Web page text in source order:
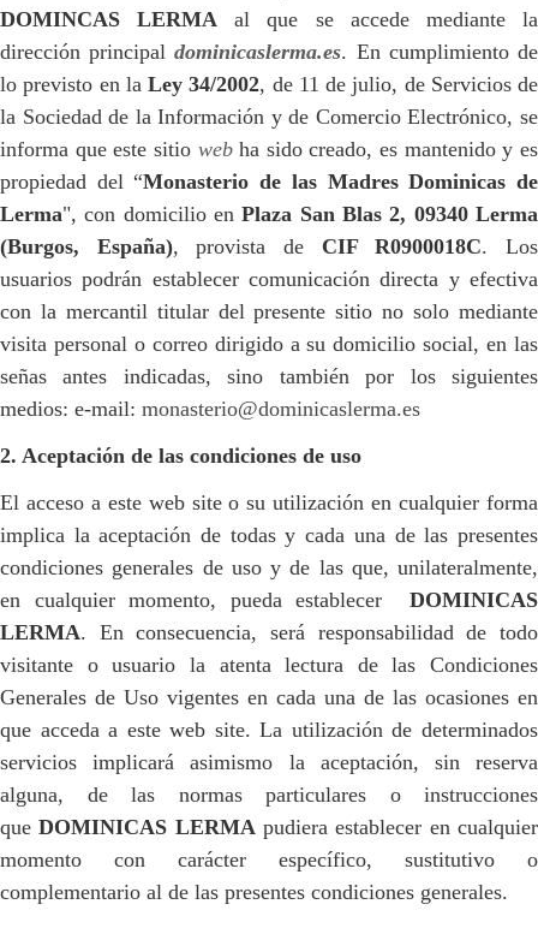
DOMINCAS LERMA al que se accede mediante la
dirección principaldominicaslerma.es. En cumplimiento de
lo previsto en la Ley 34/2002, de 11 de julio, de Servicios de
la Sociedad de la Información y de Comercio Electrónico, se
informa que este sitio webha sido creado, es mantenido y es
propiedad del “Monasterio de las Madres Dominicas de
Lerma", con domicilio enPlaza San Blas 2, 09340 Lerma
(Burgos, España), provista de CIF R0900018C. Los
usuarios podrán establecer comunicación directa y efectiva
con la mercantil titular del presente sitio no solo mediante
visita personal o correo dirigido a su domicilio social, en las
señas antes indicadas, sino también por los siguientes
medios: e-mail: monasterio@dominicaslerma.es
2. Aceptación de las condiciones de uso
El acceso a este web site o su utilización en cualquier forma
implica la aceptación de todas y cada una de las presentes
condiciones generales de uso y de las que, unilateralmente,
en cualquier momento, pueda establecer
DOMINICAS
LERMA. En consecuencia, será responsabilidad de todo
visitante o usuario la atenta lectura de las Condiciones
Generales de Uso vigentes en cada una de las ocasiones en
que acceda a este web site. La utilización de determinados
servicios implicará asimismo la aceptación, sin reserva
alguna, de las normas particulares o instrucciones
queDOMINICAS LERMApudiera establecer en cualquier
momento con carácter específico, sustitutivo o
complementario al de las presentes condiciones generales.